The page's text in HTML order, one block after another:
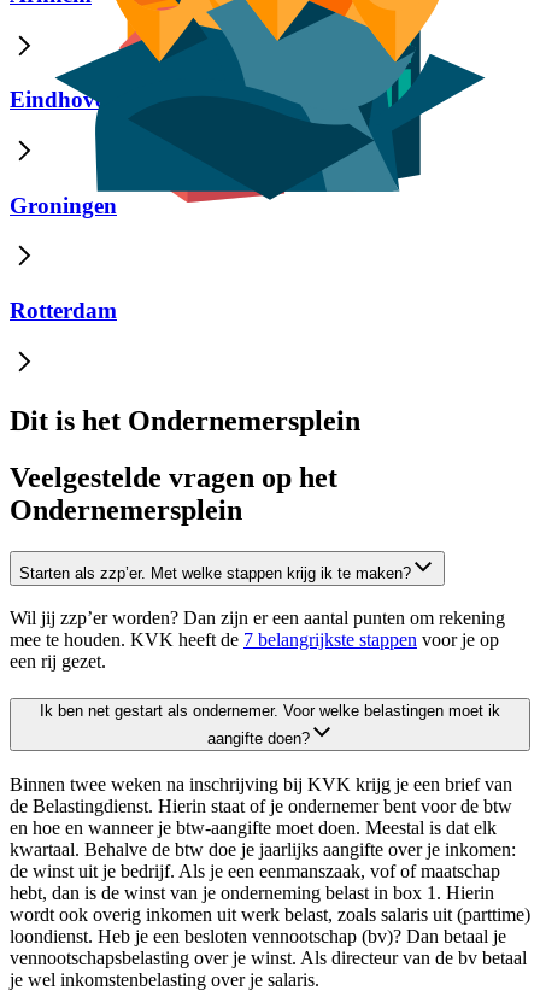
Eindhoven
Groningen
Rotterdam
Dit is het Ondernemersplein
Veelgestelde vragen op het
Ondernemersplein
Starten als zzp’er. Met welke stappen krijg ik te maken?
Wil jij zzp’er worden? Dan zijn er een aantal punten om rekening
mee te houden. KVK heeft de 7 belangrijkste stappen voor je op
een rij gezet.
Ik ben net gestart als ondernemer. Voor welke belastingen moet ik
aangifte doen?
Binnen twee weken na inschrijving bij KVK krijg je een brief van
de Belastingdienst. Hierin staat of je ondernemer bent voor de btw
en hoe en wanneer je btw-aangifte moet doen. Meestal is dat elk
kwartaal. Behalve de btw doe je jaarlijks aangifte over je inkomen:
de winst uit je bedrijf. Als je een eenmanszaak, vof of maatschap
hebt, dan is de winst van je onderneming belast in box 1. Hierin
wordt ook overig inkomen uit werk belast, zoals salaris uit (parttime)
loondienst. Heb je een besloten vennootschap (bv)? Dan betaal je
vennootschapsbelasting over je winst. Als directeur van de bv betaal
je wel inkomstenbelasting over je salaris.